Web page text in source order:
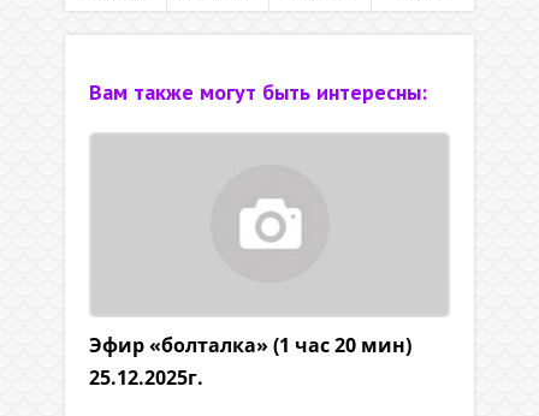
Вам также могут быть интересны:
Эфир «болталка» (1 час 20 мин)
25.12.2025г.